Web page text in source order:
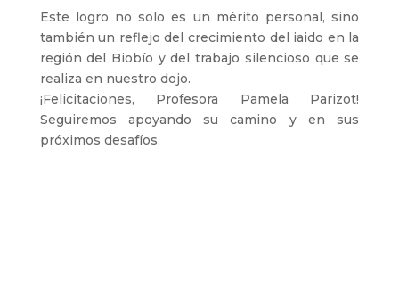
Este logro no solo es un mérito personal, sino
también un reflejo del crecimiento del iaido en la
región del Biobío y del trabajo silencioso que se
realiza en nuestro dojo.
¡Felicitaciones, Profesora Pamela Parizot!
Seguiremos apoyando su camino y en sus
próximos desafíos.